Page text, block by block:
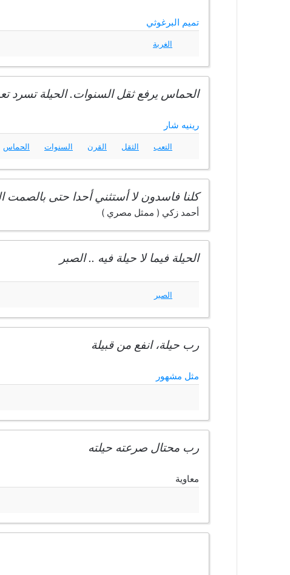
تميم البرغوثي
الغربة
الحماس يرفع ثقل السنوات. الحيلة تسرد
رينيه شار
التعب الثقل القرن السنوات الحماس
كلنا فاسدون لا أستثني أحدا حتى بالصمت
أحمد زكي ( ممثل مصري )
الحيلة فيما لا حيلة فيه .. الصبر
الصبر
رب حيلة، انفع من قبيلة
مثل مشهور
رب محتال صرعته حيلته
معاوية